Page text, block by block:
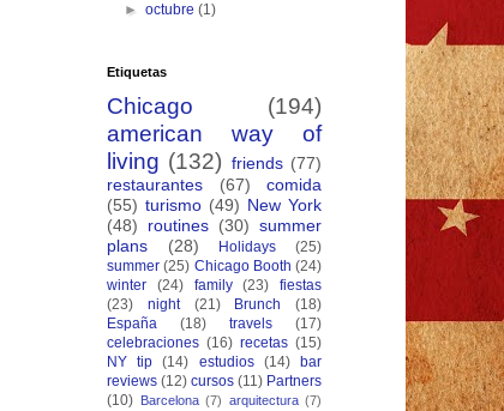
►octubre(1)
Etiquetas
Chicago
(194)
american way of
living (132) friends (77)
restaurantes
(67)
comida
(55) turismo (49) New York
(48)
routines (30) summer
plans
(28) Holidays
(25)
summer (25) Chicago Booth (24)
winter
(24) family (23)
fiestas
(23)
night (21) Brunch
(18)
España
(18) travels
(17)
celebraciones (16) recetas (15)
NY tip
(14) estudios (14)
bar
reviews (12) cursos (11) Partners
(10) Barcelona (7) arquitectura (7)